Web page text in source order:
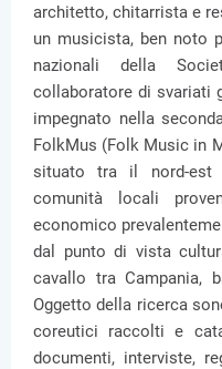
architetto, chitarrista e
un musicista, ben noto
nazionali della
collaboratore di svariati
impegnato nella
FolkMus (Folk Music in
situato tra il nord-
comunità locali
economico
dal punto di vista
cavallo tra Campania,
Oggetto della ricerca
coreutici raccolti e
documenti, interviste,